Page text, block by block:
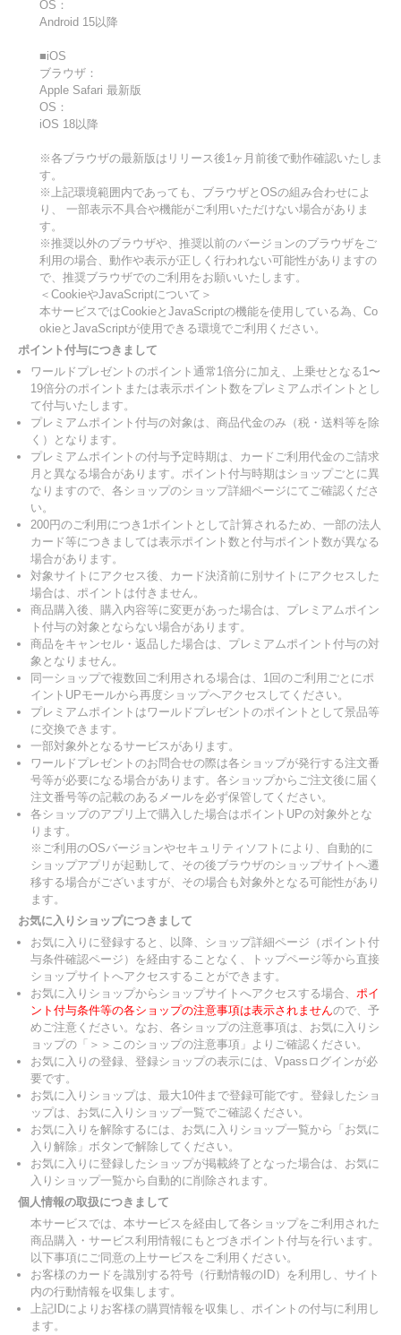
OS：
Android 15以降
■iOS
ブラウザ：
Apple Safari 最新版
OS：
iOS 18以降
※各ブラウザの最新版はリリース後1ヶ月前後で動作確認いたしま
す。
※上記環境範囲内であっても、ブラウザとOSの組み合わせによ
り、 一部表示不具合や機能がご利用いただけない場合がありま
す。
※推奨以外のブラウザや、推奨以前のバージョンのブラウザをご
利用の場合、動作や表示が正しく行われない可能性がありますの
で、推奨ブラウザでのご利用をお願いいたします。
＜CookieやJavaScriptについて＞
本サービスではCookieとJavaScriptの機能を使用している為、Co
okieとJavaScriptが使用できる環境でご利用ください。
ポイント付与につきまして
ワールドプレゼントのポイント通常1倍分に加え、上乗せとなる1〜
19倍分のポイントまたは表示ポイント数をプレミアムポイントとし
て付与いたします。
プレミアムポイント付与の対象は、商品代金のみ（税・送料等を除
く）となります。
プレミアムポイントの付与予定時期は、カードご利用代金のご請求
月と異なる場合があります。ポイント付与時期はショップごとに異
なりますので、各ショップのショップ詳細ページにてご確認くださ
い。
200円のご利用につき1ポイントとして計算されるため、一部の法人
カード等につきましては表示ポイント数と付与ポイント数が異なる
場合があります。
対象サイトにアクセス後、カード決済前に別サイトにアクセスした
場合は、ポイントは付きません。
商品購入後、購入内容等に変更があった場合は、プレミアムポイン
ト付与の対象とならない場合があります。
商品をキャンセル・返品した場合は、プレミアムポイント付与の対
象となりません。
同一ショップで複数回ご利用される場合は、1回のご利用ごとにポ
イントUPモールから再度ショップへアクセスしてください。
プレミアムポイントはワールドプレゼントのポイントとして景品等
に交換できます。
一部対象外となるサービスがあります。
ワールドプレゼントのお問合せの際は各ショップが発行する注文番
号等が必要になる場合があります。各ショップからご注文後に届く
注文番号等の記載のあるメールを必ず保管してください。
各ショップのアプリ上で購入した場合はポイントUPの対象外とな
ります。
※ご利用のOSバージョンやセキュリティソフトにより、自動的に
ショップアプリが起動して、その後ブラウザのショップサイトへ遷
移する場合がございますが、その場合も対象外となる可能性があり
ます。
お気に入りショップにつきまして
お気に入りに登録すると、以降、ショップ詳細ページ（ポイント付
与条件確認ページ）を経由することなく、トップページ等から直接
ショップサイトへアクセスすることができます。
お気に入りショップからショップサイトへアクセスする場合、 ポイ
ント付与条件等の各ショップの注意事項は表示されませんので、予
めご注意ください。なお、各ショップの注意事項は、お気に入りシ
ョップの「＞＞このショップの注意事項」よりご確認ください。
お気に入りの登録、登録ショップの表示には、Vpassログインが必
要です。
お気に入りショップは、最大10件まで登録可能です。登録したショ
ップは、お気に入りショップ一覧でご確認ください。
お気に入りを解除するには、お気に入りショップ一覧から「お気に
入り解除」ボタンで解除してください。
お気に入りに登録したショップが掲載終了となった場合は、お気に
入りショップ一覧から自動的に削除されます。
個人情報の取扱につきまして
本サービスでは、本サービスを経由して各ショップをご利用された
商品購入・サービス利用情報にもとづきポイント付与を行います。
以下事項にご同意の上サービスをご利用ください。
お客様のカードを識別する符号（行動情報のID）を利用し、サイト
内の行動情報を収集します。
上記IDによりお客様の購買情報を収集し、ポイントの付与に利用し
ます。